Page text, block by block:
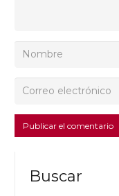
Publicar el comentario
Buscar